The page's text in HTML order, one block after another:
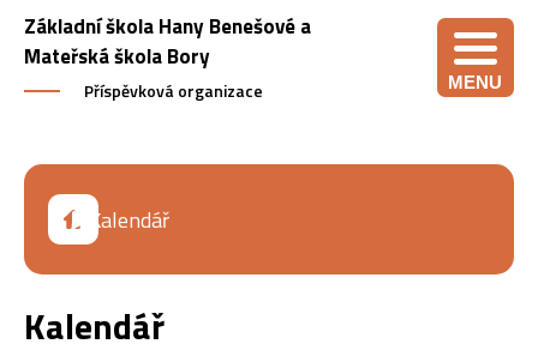
Základní škola Hany Benešové a
Mateřská škola Bory
Příspěvková organizace MENU
Kalendář
Kalendář